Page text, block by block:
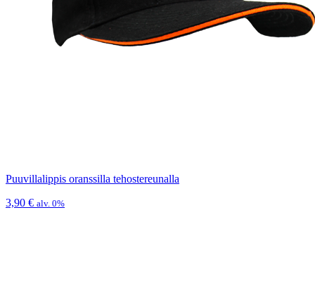
Puuvillalippis oranssilla tehostereunalla
3,90 € alv. 0%